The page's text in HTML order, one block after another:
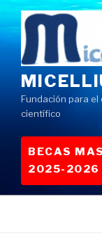
Saltar
al
contenido
Fundación para
científico
BECAS
2025-2026